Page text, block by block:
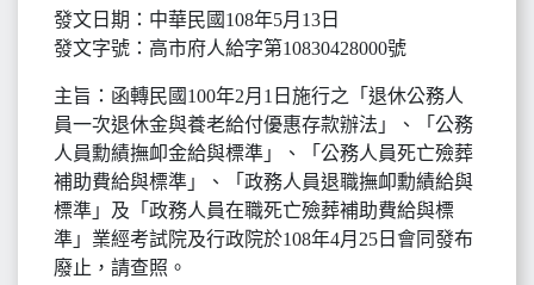
發文日期：中華民國108年5月13日
發文字號：高市府人給字第10830428000號
主旨：函轉民國100年2月1日施行之「退休公務人
員一次退休金與養老給付優惠存款辦法」、「公務
人員勳績撫卹金給與標準」、「公務人員死亡殮葬
補助費給與標準」、「政務人員退職撫卹勳績給與
標準」及「政務人員在職死亡殮葬補助費給與標
準」業經考試院及行政院於108年4月25日會同發布
廢止，請查照。